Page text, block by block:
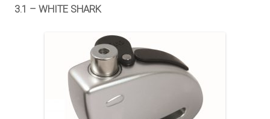
3.1 – WHITE SHARK